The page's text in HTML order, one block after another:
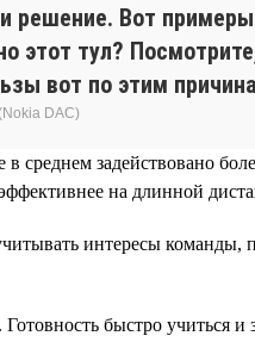
решение. Вот
этот тул?
вот по этим
DAC)
в среднем задействовано
на длинной
интересы команды,
быстро